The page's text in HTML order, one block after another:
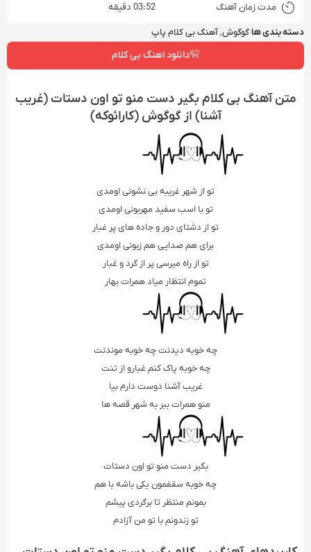
مدت زمان آهنگ 03:52 دقیقه
دسته بندی هاگوگوش,آهنگ بی کلام پاپ
دانلود اهنگ بی کلام
متن آهنگ بی کلام بگیر دست منو تو اون دستات (غریب
آشنا) از گوگوش (کارائوکه)
تو از شهر غریبه بی نشونی اومدی
تو با اسب سفید مهربونی اومدی
تو از دشتای دور و جاده های پر غبار
برای هم صدایی هم زبونی اومدی
تو از راه میرسی پر از گرد و غبار
تموم انتظار میاد همرات بهار
چه خوبه دیدنت چه خوبه موندنت
چه خوبه پاک کنم غبارو از تنت
غریب آشنا دوست دارم بیا
منو همرات ببر به شهر قصه ها
بگیر دست منو تو اون دستات
چه خوبه سقفمون یکی باشه با هم
بمونم منتظر تا برگردی پیشم
تو زندونم با تو من آزادم